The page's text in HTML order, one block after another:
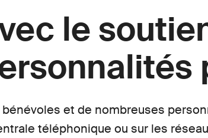
le
et de nombreuses
téléphonique ou sur les